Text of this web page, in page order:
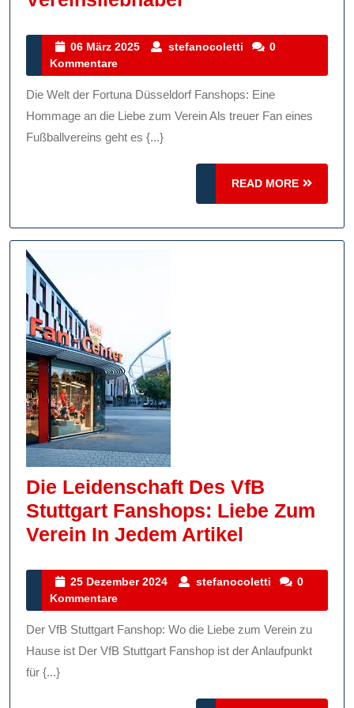
Welt
Fortuna
Düsseldorf
Ein
Paradies
Vereinsliebhaber
06 März 2025
06
2025
stefanocoletti stefanocoletti
0
Kommentare
Die Welt der Fortuna Düsseldorf Fanshops: Eine
Hommage an die Liebe zum Verein Als treuer Fan eines
Fußballvereins geht es {...}
READ MORE
READ
MORE
Die Leidenschaft Des VfB
Stuttgart Fanshops: Liebe Zum
Verein In Jedem Artikel
Des
Stuttgart
Fanshops:
Zum
25 Dezember 2024
25
2024
stefanocoletti stefanocoletti
0
Kommentare
Der VfB Stuttgart Fanshop: Wo die Liebe zum Verein zu
Hause ist Der VfB Stuttgart Fanshop ist der Anlaufpunkt
für {...}